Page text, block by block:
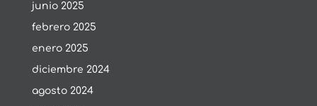
junio 2025
febrero 2025
enero 2025
diciembre 2024
agosto 2024